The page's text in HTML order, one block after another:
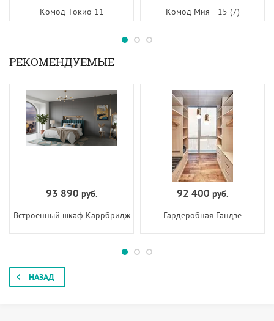
Комод Токио 11 Комод Мия - 15 (7)
РЕКОМЕНДУЕМЫЕ
93 890 руб.
Встроенный шкаф Каррбридж
92 400 руб.
Гардеробная Гандзе
НАЗАД